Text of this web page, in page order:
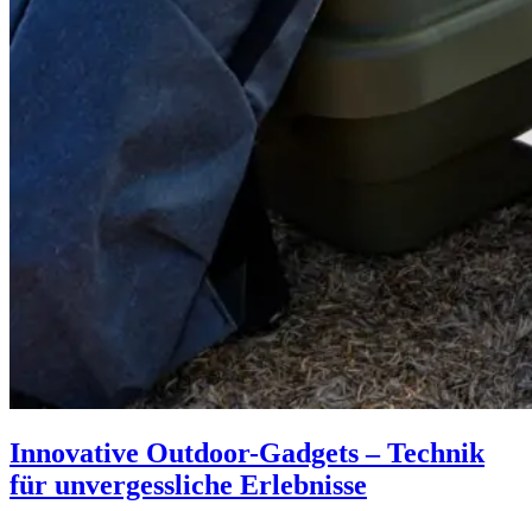
Innovative Outdoor-Gadgets – Technik
für unvergessliche Erlebnisse